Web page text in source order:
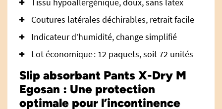
Coutures latérales déchirables, retrait facile
Indicateur d’humidité, change simplifié
Lot économique : 12 paquets, soit 72 unités
Slip absorbant Pants X-Dry M
Egosan : Une protection
optimale pour l’incontinence